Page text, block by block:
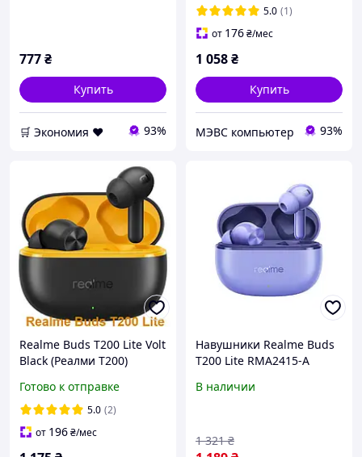
777₴
Купить
🛒 Экономия ❤️ 93%
5.0 (1)
от 176₴/мес
1 058₴
Купить
МЭВС компьютер 93%
Realme Buds T200 Lite Volt
Black (Реалми Т200)
Готово к отправке
5.0 (2)
от 196₴/мес
Навушники Realme Buds
T200 Lite RMA2415-A
В наличии
1 321 ₴